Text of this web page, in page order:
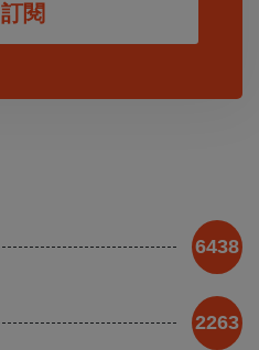
訂閱
6438
2263